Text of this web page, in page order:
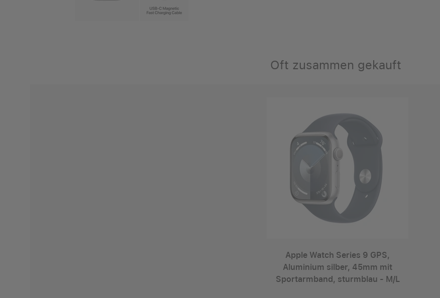
Oft zusammen gekauft
Apple Watch Series 9 GPS,
Aluminium silber, 45mm mit
Sportarmband, sturmblau - M/L